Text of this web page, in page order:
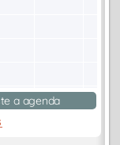
a agenda